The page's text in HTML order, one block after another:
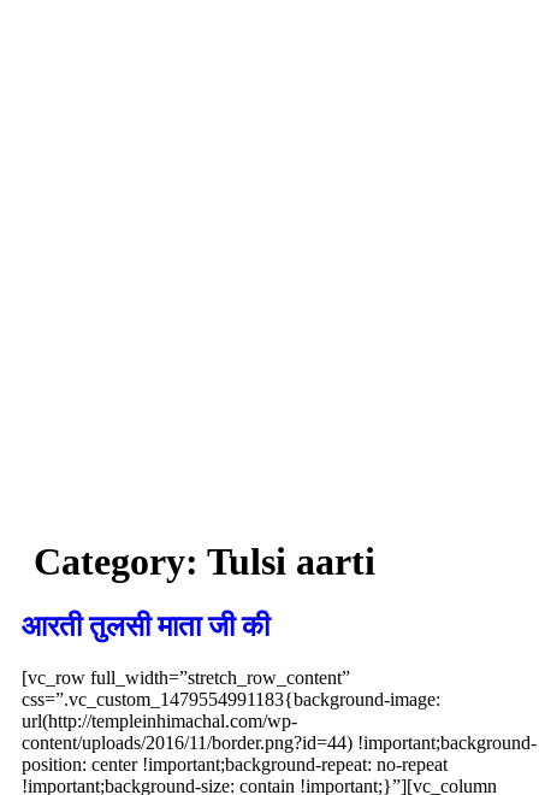
Category: Tulsi aarti
आरती तुलसी माता जी की
[vc_row full_width=”stretch_row_content”
css=”.vc_custom_1479554991183{background-image:
url(http://templeinhimachal.com/wp-
content/uploads/2016/11/border.png?id=44) !important;background-
position: center !important;background-repeat: no-repeat
!important;background-size: contain !important;}”][vc_column